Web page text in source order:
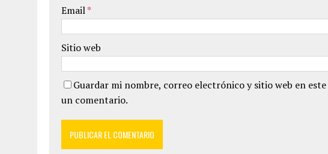
Email*
Sitio web
Guardar mi nombre, correo electrónico y sitio web en
un comentario.